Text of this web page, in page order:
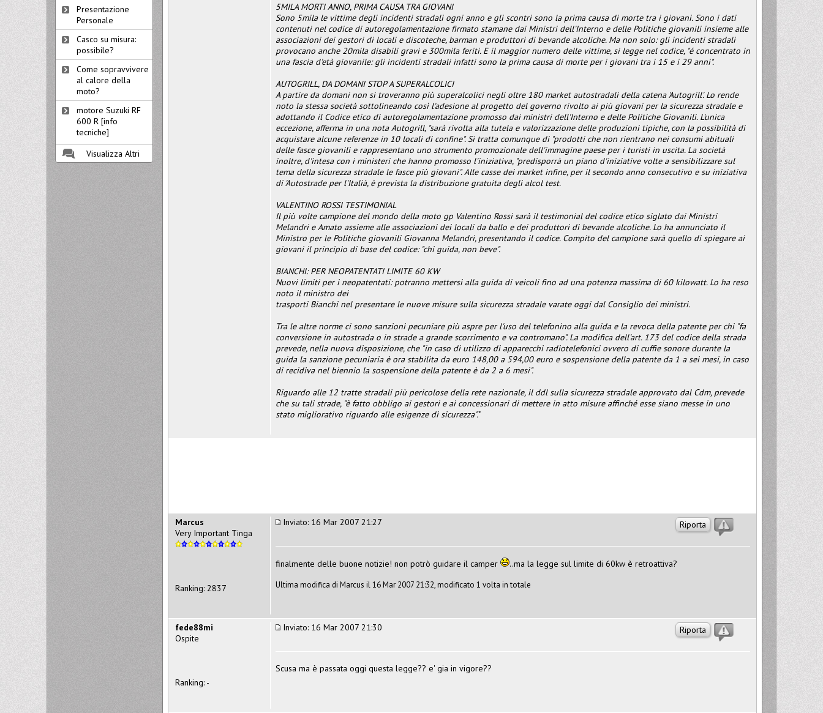
5MILA MORTI ANNO, PRIMA CAUSA TRA GIOVANI
Sono 5mila le vittime degli incidenti stradali ogni anno e gli scontri sono la prima causa di morte tra i giovani. Sono i dati
contenuti nel codice di autoregolamentazione firmato stamane dai Ministri dell'Interno e delle Politiche giovanili insieme alle
associazioni dei gestori di locali e discoteche, barman e produttori di bevande alcoliche. Ma non solo: gli incidenti stradali
provocano anche 20mila disabili gravi e 300mila feriti. E il maggior numero delle vittime, si legge nel codice, "é concentrato in
una fascia d'età giovanile: gli incidenti stradali infatti sono la prima causa di morte per i giovani tra i 15 e i 29 anni".
AUTOGRILL, DA DOMANI STOP A SUPERALCOLICI
A partire da domani non si troveranno più superalcolici negli oltre 180 market autostradali della catena 'Autogrill'. Lo rende
noto la stessa società sottolineando così l'adesione al progetto del governo rivolto ai più giovani per la sicurezza stradale e
adottando il Codice etico di autoregolamentazione promosso dai ministri dell'Interno e delle Politiche Giovanili. L'unica
eccezione, afferma in una nota Autogrill, "sarà rivolta alla tutela e valorizzazione delle produzioni tipiche, con la possibilità di
acquistare alcune referenze in 10 locali di confine". Si tratta comunque di "prodotti che non rientrano nei consumi abituali
delle fasce giovanili e rappresentano uno strumento promozionale dell'immagine paese per i turisti in uscita. La società
inoltre, d'intesa con i ministeri che hanno promosso l'iniziativa, "predisporrà un piano d'iniziative volte a sensibilizzare sul
tema della sicurezza stradale le fasce più giovani". Alle casse dei market infine, per il secondo anno consecutivo e su iniziativa
di 'Autostrade per l'Italià, è prevista la distribuzione gratuita degli alcol test.
VALENTINO ROSSI TESTIMONIAL
Il più volte campione del mondo della moto gp Valentino Rossi sarà il testimonial del codice etico siglato dai Ministri
Melandri e Amato assieme alle associazioni dei locali da ballo e dei produttori di bevande alcoliche. Lo ha annunciato il
Ministro per le Politiche giovanili Giovanna Melandri, presentando il codice. Compito del campione sarà quello di spiegare ai
giovani il principio di base del codice: "chi guida, non beve".
BIANCHI: PER NEOPATENTATI LIMITE 60 KW
Nuovi limiti per i neopatentati: potranno mettersi alla guida di veicoli fino ad una potenza massima di 60 kilowatt. Lo ha reso
noto il ministro dei
trasporti Bianchi nel presentare le nuove misure sulla sicurezza stradale varate oggi dal Consiglio dei ministri.
Tra le altre norme ci sono sanzioni pecuniare più aspre per l'uso del telefonino alla guida e la revoca della patente per chi "fa
conversione in autostrada o in strade a grande scorrimento e va contromano". La modifica dell'art. 173 del codice della strada
prevede, nella nuova disposizione, che "in caso di utilizzo di apparecchi radiotelefonici ovvero di cuffie sonore durante la
guida la sanzione pecuniaria è ora stabilita da euro 148,00 a 594,00 euro e sospensione della patente da 1 a sei mesi, in caso
di recidiva nel biennio la sospensione della patente è da 2 a 6 mesi".
Riguardo alle 12 tratte stradali più pericolose della rete nazionale, il ddl sulla sicurezza stradale approvato dal Cdm, prevede
che su tali strade, "è fatto obbligo ai gestori e ai concessionari di mettere in atto misure affinché esse siano messe in uno
stato migliorativo riguardo alle esigenze di sicurezza"."
Riporta
Inviato: 16 Mar 2007 21:27
finalmente delle buone notizie! non potrò guidare il camper ..ma la legge sul limite di 60kw è retroattiva?
Ultima modifica di Marcus il 16 Mar 2007 21:32, modificato 1 volta in totale
Marcus
Very Important Tinga
Ranking: 2837
Riporta
Inviato: 16 Mar 2007 21:30
Scusa ma è passata oggi questa legge?? e' gia in vigore??
fede88mi
Ospite
Ranking: -
Presentazione
Personale
Casco su misura:
possibile?
Come sopravvivere
al calore della
moto?
motore Suzuki RF
600 R [info
tecniche]
Visualizza Altri